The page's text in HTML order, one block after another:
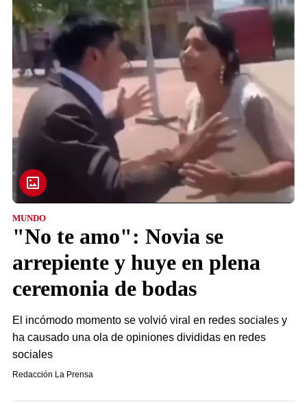
MUNDO
"No te amo": Novia se
arrepiente y huye en plena
ceremonia de bodas
El incómodo momento se volvió viral en redes sociales y
ha causado una ola de opiniones divididas en redes
sociales
Redacción La Prensa